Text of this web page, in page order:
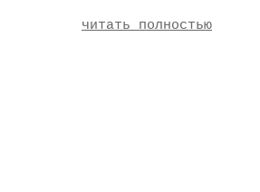
читать полностью